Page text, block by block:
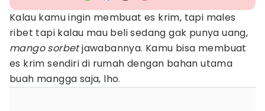
Kalau kamu ingin membuat es krim, tapi males
ribet tapi kalau mau beli sedang gak punya uang,
mango sorbetjawabannya. Kamu bisa membuat
es krim sendiri di rumah dengan bahan utama
buah mangga saja, lho.